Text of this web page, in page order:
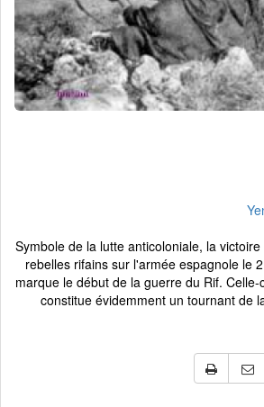
Symbole de la lutte anticoloniale, la
rebelles rifains sur l'armée espagnole
marque le début de la guerre du Rif.
constitue évidemment un tournant